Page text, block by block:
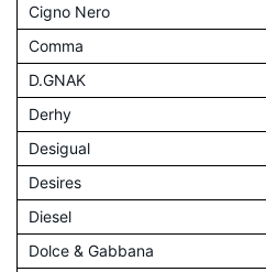
Cigno Nero
Comma
D.GNAK
Derhy
Desigual
Desires
Diesel
Dolce & Gabbana